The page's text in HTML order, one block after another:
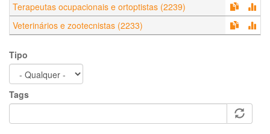
Terapeutas ocupacionais e ortoptistas (2239)
Veterinários e zootecnistas (2233)
Tipo
Tags